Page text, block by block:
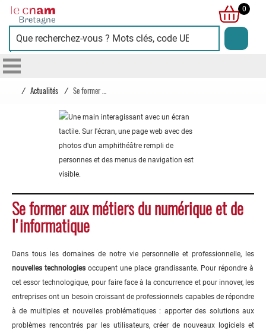
Cnam
Bretagne
0
/ Actualités /
Se former aux métiers du numérique et de
l'informatique
Dans tous les domaines de notre vie personnelle et professionnelle, les
nouvelles technologiesoccupent une place grandissante. Pour répondre à
cet essor technologique, pour faire face à la concurrence et pour innover, les
entreprises ont un besoin croissant de professionnels capables de répondre
à de multiples et nouvelles problématiques : apporter des solutions aux
problèmes rencontrés par les utilisateurs, créer de nouveaux logiciels et